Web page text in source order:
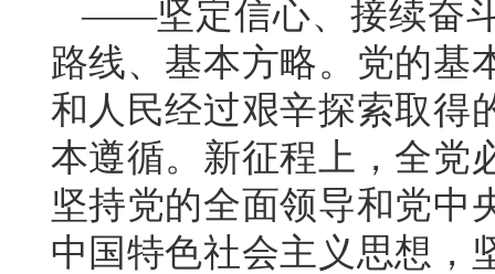
——坚定信心、接续奋
路线、基本方略。党的基
和人民经过艰辛探索取得
本遵循。新征程上，全党
坚持党的全面领导和党中
中国特色社会主义思想，